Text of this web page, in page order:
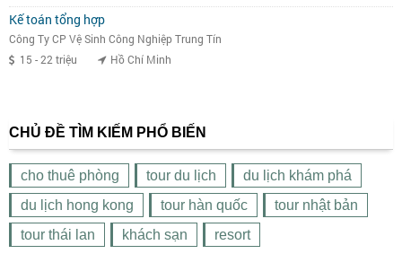
CHỦ ĐỀ TÌM KIẾM PHỔ BIẾN
cho thuê phòng tour du lịch
du lịch khám phá
du lịch hong kong
tour hàn quốc
tour nhật bản
tour thái lan
khách sạn resort